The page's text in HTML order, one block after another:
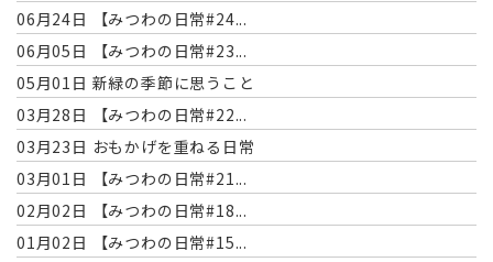
06月24日
【みつわの日常#24...
06月05日
【みつわの日常#23...
05月01日 新緑の季節に思うこと
03月28日
【みつわの日常#22...
03月23日 おもかげを重ねる日常
03月01日
【みつわの日常#21...
02月02日
【みつわの日常#18...
01月02日
【みつわの日常#15...